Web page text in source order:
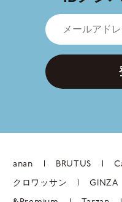
anan BRUTUS
クロワッサン GINZA